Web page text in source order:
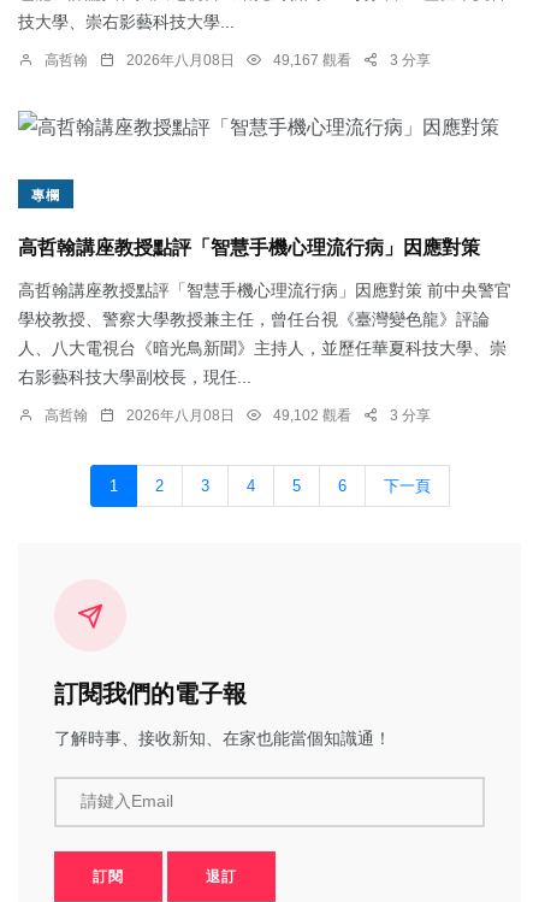
技大學、崇右影藝科技大學...
高哲翰 2026年八月08日 49,167 觀看 3 分享
專欄
高哲翰講座教授點評「智慧手機心理流行病」因應對策
高哲翰講座教授點評「智慧手機心理流行病」因應對策 前中央警官
學校教授、警察大學教授兼主任，曾任台視《臺灣變色龍》評論
人、八大電視台《暗光鳥新聞》主持人，並歷任華夏科技大學、崇
右影藝科技大學副校長，現任...
高哲翰 2026年八月08日 49,102 觀看 3 分享
1 2 3 4 5 6 下一頁
訂閱我們的電子報
了解時事、接收新知、在家也能當個知識通！
請鍵入Email
訂閱 退訂